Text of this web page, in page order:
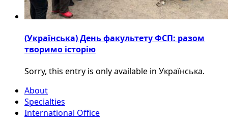
(Українська) День факультету ФСП: разом
творимо історію
Sorry, this entry is only available in Українська.
About
Specialties
International Office